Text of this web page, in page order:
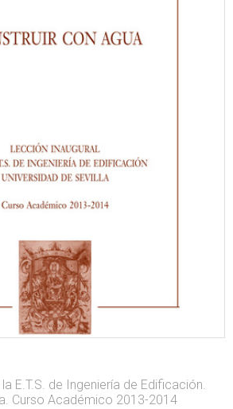
E.T.S. de Ingeniería de Edificación.
Curso Académico 2013-2014